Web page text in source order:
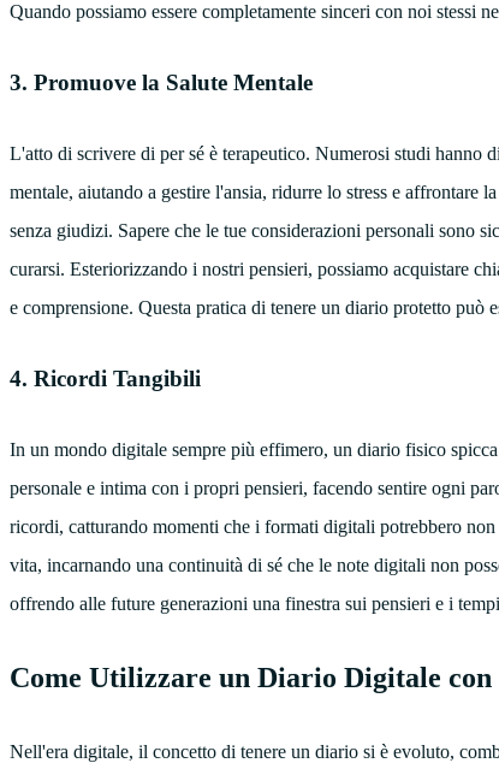
Quando possiamo essere completamente sinceri con noi stessi
3. Promuove la Salute Mentale
L'atto di scrivere di per sé è terapeutico. Numerosi studi hanno
mentale, aiutando a gestire l'ansia, ridurre lo stress e affrontare
senza giudizi. Sapere che le tue considerazioni personali sono
curarsi. Esteriorizzando i nostri pensieri, possiamo acquistare
e comprensione. Questa pratica di tenere un diario protetto può
4. Ricordi Tangibili
In un mondo digitale sempre più effimero, un diario fisico
personale e intima con i propri pensieri, facendo sentire ogni
ricordi, catturando momenti che i formati digitali potrebbero
vita, incarnando una continuità di sé che le note digitali non
offrendo alle future generazioni una finestra sui pensieri e i
Come Utilizzare un Diario Digitale
Nell'era digitale, il concetto di tenere un diario si è evoluto,